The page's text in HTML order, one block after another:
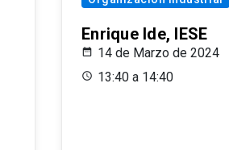
Enrique Ide, IESE
14 de Marzo de 2024
13:40 a 14:40